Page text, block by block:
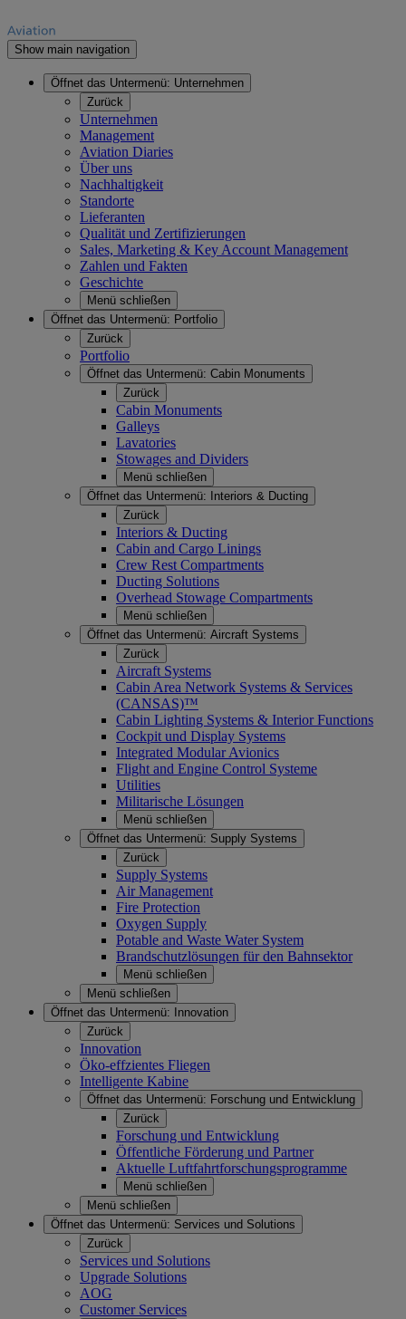
Show main navigation
Öffnet das Untermenü: Unternehmen
Zurück
Unternehmen
Management
Aviation Diaries
Über uns
Nachhaltigkeit
Standorte
Lieferanten
Qualität und Zertifizierungen
Sales, Marketing & Key Account Management
Zahlen und Fakten
Geschichte
Menü schließen
Öffnet das Untermenü: Portfolio
Zurück
Portfolio
Öffnet das Untermenü: Cabin Monuments
Zurück
Cabin Monuments
Galleys
Lavatories
Stowages and Dividers
Menü schließen
Öffnet das Untermenü:
Interiors & Ducting
Zurück
Interiors & Ducting
Cabin and Cargo Linings
Crew Rest Compartments
Ducting Solutions
Overhead Stowage Compartments
Menü schließen
Öffnet das Untermenü: Aircraft Systems
Zurück
Aircraft Systems
Cabin Area Network Systems & Services
(CANSAS)™
Cabin Lighting Systems & Interior Functions
Cockpit und Display Systems
Integrated Modular Avionics
Flight and Engine Control Systeme
Utilities
Militarische Lösungen
Menü schließen
Öffnet das Untermenü: Supply Systems
Zurück
Supply Systems
Air Management
Fire Protection
Oxygen Supply
Potable and Waste Water System
Brandschutzlösungen für den Bahnsektor
Menü schließen
Menü schließen
Öffnet das Untermenü:
Innovation
Zurück
Innovation
Öko-effzientes Fliegen
Intelligente Kabine
Öffnet das Untermenü: Forschung und Entwicklung
Zurück
Forschung und Entwicklung
Öffentliche Förderung und Partner
Aktuelle Luftfahrtforschungsprogramme
Menü schließen
Menü schließen
Öffnet das Untermenü: Services und Solutions
Zurück
Services und Solutions
Upgrade Solutions
AOG
Customer Services